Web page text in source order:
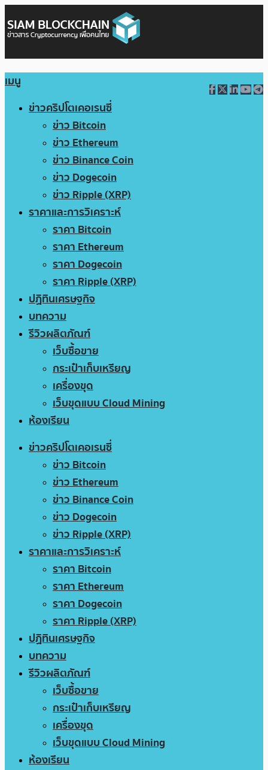
เมนู
ข่าวคริปโตเคอเรนซี่
ข่าว Bitcoin
ข่าว Ethereum
ข่าว Binance Coin
ข่าว Dogecoin
ข่าว Ripple (XRP)
ราคาและการวิเคราะห์
ราคา Bitcoin
ราคา Ethereum
ราคา Dogecoin
ราคา Ripple (XRP)
ปฏิทินเศรษฐกิจ
บทความ
รีวิวผลิตภัณฑ์
เว็บซื้อขาย
กระเป๋าเก็บเหรียญ
เครื่องขุด
เว็บขุดแบบ Cloud Mining
ห้องเรียน
ข่าวคริปโตเคอเรนซี่
ข่าว Bitcoin
ข่าว Ethereum
ข่าว Binance Coin
ข่าว Dogecoin
ข่าว Ripple (XRP)
ราคาและการวิเคราะห์
ราคา Bitcoin
ราคา Ethereum
ราคา Dogecoin
ราคา Ripple (XRP)
ปฏิทินเศรษฐกิจ
บทความ
รีวิวผลิตภัณฑ์
เว็บซื้อขาย
กระเป๋าเก็บเหรียญ
เครื่องขุด
เว็บขุดแบบ Cloud Mining
ห้องเรียน